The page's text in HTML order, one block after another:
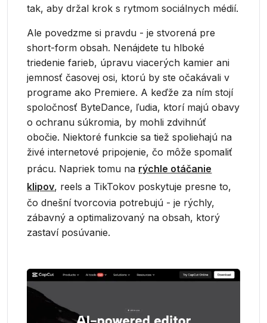
tak, aby držal krok s rytmom sociálnych médií.
Ale povedzme si pravdu - je stvorená pre
short-form obsah. Nenájdete tu hlboké
triedenie farieb, úpravu viacerých kamier ani
jemnosť časovej osi, ktorú by ste očakávali v
programe ako Premiere. A keďže za ním stojí
spoločnosť ByteDance, ľudia, ktorí majú obavy
o ochranu súkromia, by mohli zdvihnúť
obočie. Niektoré funkcie sa tiež spoliehajú na
živé internetové pripojenie, čo môže spomaliť
prácu. Napriek tomu na rýchle otáčanie
klipov, reels a TikTokov poskytuje presne to,
čo dnešní tvorcovia potrebujú - je rýchly,
zábavný a optimalizovaný na obsah, ktorý
zastaví posúvanie.